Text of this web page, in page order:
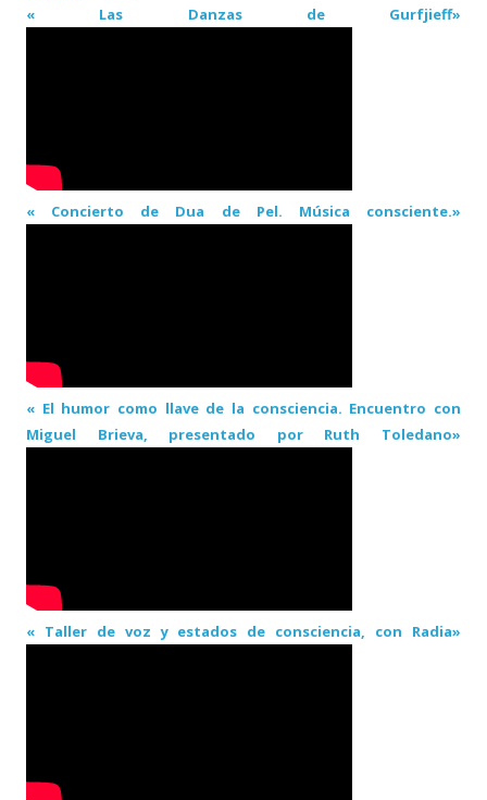
« Las Danzas de Gurfjieff»
« Concierto de Dua de Pel. Música consciente.»
« El humor como llave de la consciencia. Encuentro con
Miguel Brieva, presentado por Ruth Toledano»
« Taller de voz y estados de consciencia, con Radia»